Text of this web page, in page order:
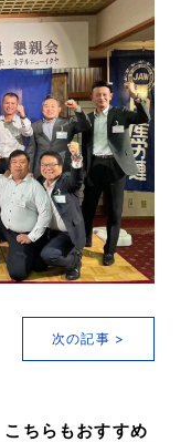
次の記事 >
こちらもおすすめ